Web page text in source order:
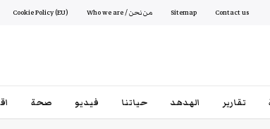
Contact us
Sitemap من نحن / Who we are Cookie Policy (EU)
تقارير الهدهد حياتنا فيديو صحة